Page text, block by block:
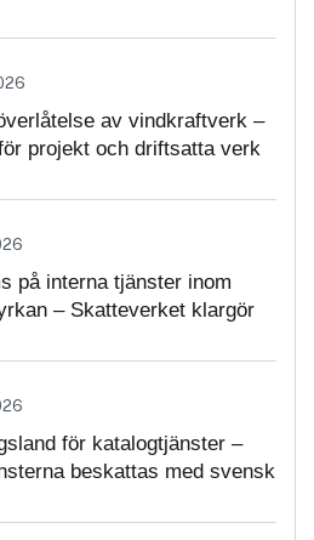
av vindkraftverk –
projekt och driftsatta verk
på interna tjänster inom
– Skatteverket klargör
för katalogtjänster –
beskattas med svensk